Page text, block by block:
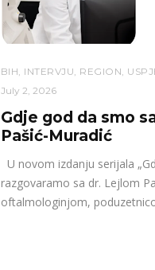
BIH, INTERVJU, REGION,
July 2, 2026
Gdje god da smo
Pašić-Muradić
U novom izdanju serijala
razgovaramo sa dr. Lejlom
oftalmologinjom,